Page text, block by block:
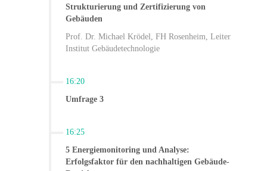
Strukturierung und Zertifizierung von
Gebäuden
Prof. Dr. Michael Krödel, FH Rosenheim, Leiter
Institut Gebäudetechnologie
16:20
Umfrage 3
16:25
5 Energiemonitoring und Analyse:
Erfolgsfaktor für den nachhaltigen Gebäude-